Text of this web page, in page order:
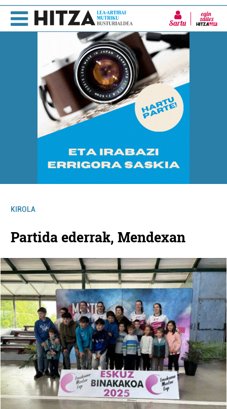
Sartu
KIROLA
Partida ederrak, Mendexan